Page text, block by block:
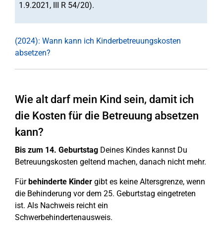
1.9.2021, III R 54/20).
(2024): Wann kann ich Kinderbetreuungskosten
absetzen?
Wie alt darf mein Kind sein, damit ich
die Kosten für die Betreuung absetzen
kann?
Bis zum 14. Geburtstag Deines Kindes kannst Du
Betreuungskosten geltend machen, danach nicht mehr.
Fürbehinderte Kinder gibt es keine Altersgrenze, wenn
die Behinderung vor dem 25. Geburtstag eingetreten
ist. Als Nachweis reicht ein
Schwerbehindertenausweis.